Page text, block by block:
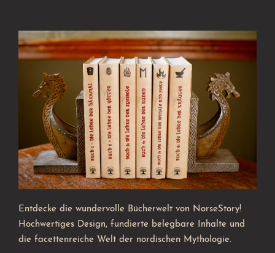
Entdecke die wundervolle Bücherwelt von NorseStory!
Hochwertiges Design, fundierte belegbare Inhalte und
die facettenreiche Welt der nordischen Mythologie.